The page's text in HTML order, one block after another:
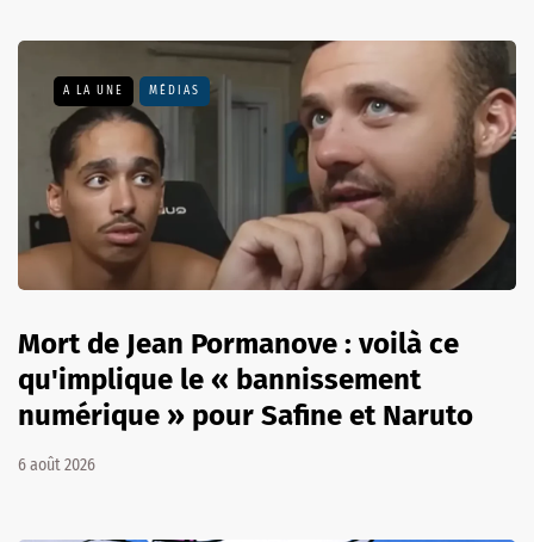
A LA UNE MÉDIAS
Mort de Jean Pormanove : voilà ce
qu'implique le « bannissement
numérique » pour Safine et Naruto
6 août 2026